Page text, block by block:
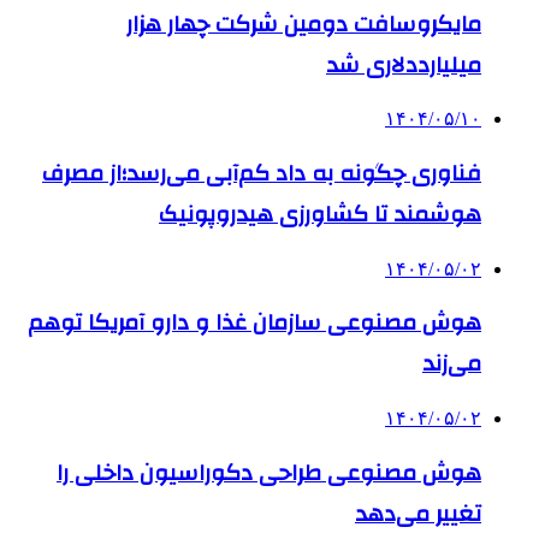
مایکروسافت دومین شرکت چهار هزار
میلیارددلاری شد
۱۴۰۴/۰۵/۱۰
فناوری چگونه به داد کم‌آبی می‌رسد؛از مصرف
هوشمند تا کشاورزی هیدروپونیک
۱۴۰۴/۰۵/۰۲
هوش مصنوعی سازمان غذا و دارو آمریکا توهم
می‌زند
۱۴۰۴/۰۵/۰۲
هوش مصنوعی طراحی دکوراسیون داخلی را
تغییر می‌دهد